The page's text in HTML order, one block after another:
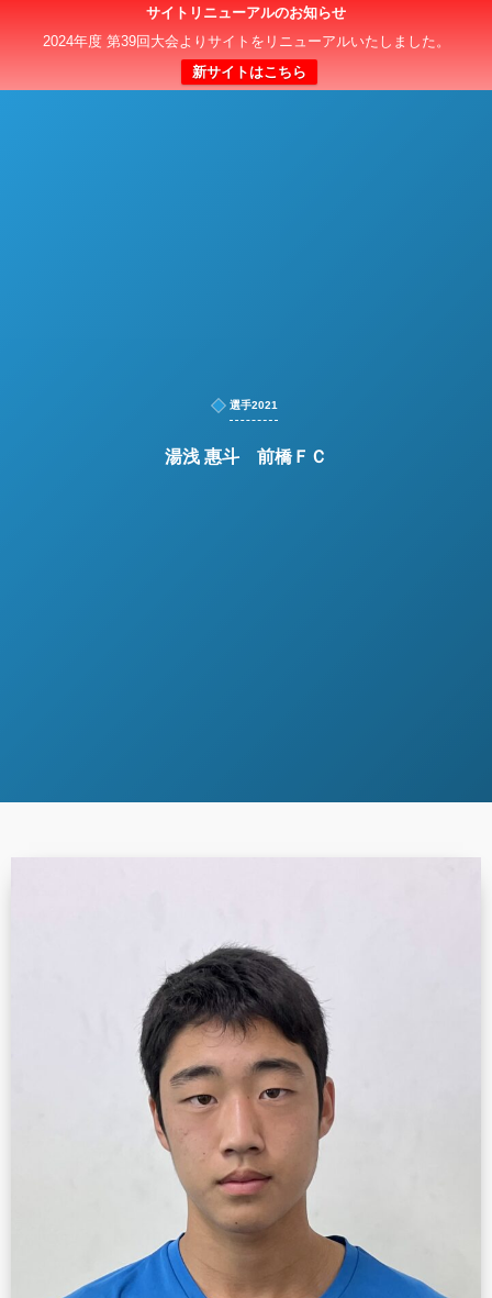
サイトリニューアルのお知らせ
2024年度 第39回大会よりサイトをリニューアルいたしました。
新サイトはこちら
日本クラブユースサッカー選手権（U-15）大会
選手2021
湯浅 惠斗 前橋ＦＣ